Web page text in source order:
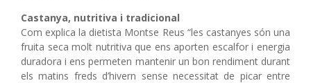
Castanya, nutritiva i tradicional
Com explica la dietista Montse Reus “les castanyes són una
fruita seca molt nutritiva que ens aporten escalfor i energia
duradora i ens permeten mantenir un bon rendiment durant
els matins freds d’hivern sense necessitat de picar entre